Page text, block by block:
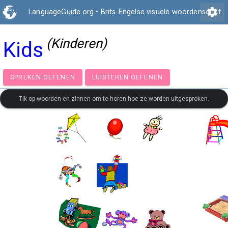
LanguageGuide.org • Brits-Engelse visuele woordenschat
settings
Kids (Kinderen)
SPREKEN OEFENEN LUISTEREN OEFENEN
Tik op woorden en zinnen om te horen hoe ze worden uitgesproken.